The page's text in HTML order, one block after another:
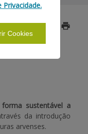
a 2023/07/10
sustentável a
da introdução
arvenses.
Privacidade.
Cookies